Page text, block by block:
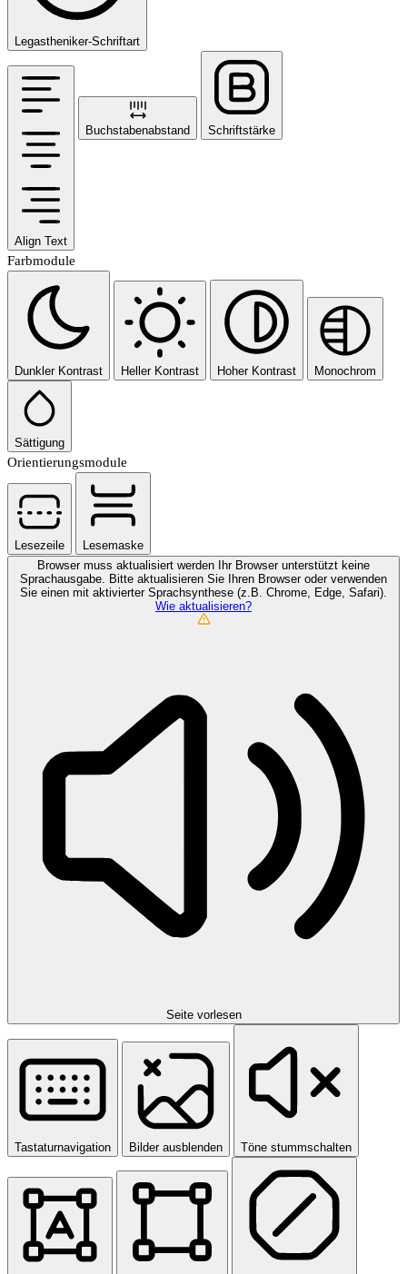
Legastheniker-Schriftart
Align Text
Buchstabenabstand Schriftstärke
Farbmodule
Dunkler Kontrast Heller Kontrast Hoher Kontrast Monochrom
Sättigung
Orientierungsmodule
Lesezeile
Lesemaske
Browser muss aktualisiert werden
Ihr Browser unterstützt keine
Sprachausgabe. Bitte aktualisieren Sie Ihren Browser oder verwenden
Sie einen mit aktivierter Sprachsynthese (z.B. Chrome, Edge, Safari).
Wie aktualisieren?
Seite vorlesen
Tastaturnavigation Bilder ausblenden Töne stummschalten